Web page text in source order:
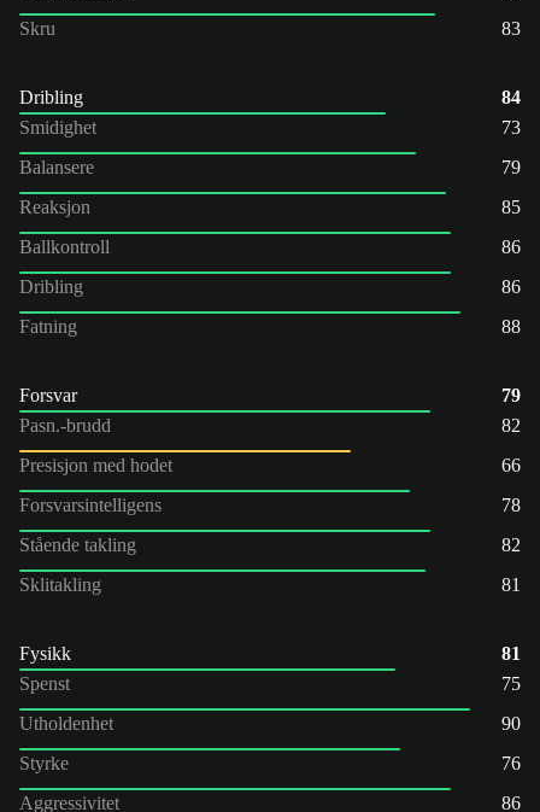
Skru
83
Dribling
84
Smidighet
73
Balansere
79
Reaksjon
85
Ballkontroll
86
Dribling
86
Fatning
88
Forsvar
79
Pasn.-brudd
82
Presisjon med hodet
66
Forsvarsintelligens
78
Stående takling
82
Sklitakling
81
Fysikk
81
Spenst
75
Utholdenhet
90
Styrke
76
Aggressivitet
86